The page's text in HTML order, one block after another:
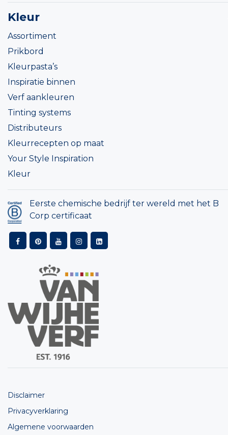
Kleur
Assortiment
Prikbord
Kleurpasta’s
Inspiratie binnen
Verf aankleuren
Tinting systems
Distributeurs
Kleurrecepten op maat
Your Style Inspiration
Kleur
Eerste chemische bedrijf ter wereld met het B
Corp certificaat
Disclaimer
Privacyverklaring
Algemene voorwaarden